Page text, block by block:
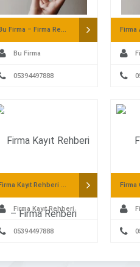
Bu Firma – Firma Rehberi
Bu Firma
05394497888
Firma Kayıt Rehberi – Firma Rehberi
Firma Kayıt Rehberi
05394497888